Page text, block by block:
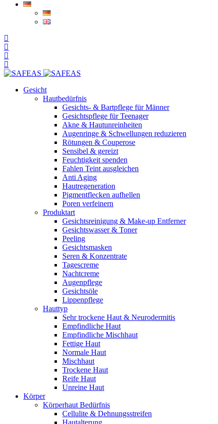
Gesicht
Hautbedürfnis
Gesichts- & Bartpflege für Männer
Gesichtspflege für Teenager
Akne & Hautunreinheiten
Augenringe & Schwellungen reduzieren
Rötungen & Couperose
Sensibel & gereizt
Feuchtigkeit spenden
Fahlen Teint ausgleichen
Anti Aging
Hautregeneration
Pigmentflecken aufhellen
Poren verfeinern
Produktart
Gesichtsreinigung & Make-up Entferner
Gesichtswasser & Toner
Peeling
Gesichtsmasken
Seren & Konzentrate
Tagescreme
Nachtcreme
Augenpflege
Gesichtsöle
Lippenpflege
Hauttyp
Sehr trockene Haut & Neurodermitis
Empfindliche Haut
Empfindliche Mischhaut
Fettige Haut
Normale Haut
Mischhaut
Trockene Haut
Reife Haut
Unreine Haut
Körper
Körperhaut Bedürfnis
Cellulite & Dehnungsstreifen
Hautalterung